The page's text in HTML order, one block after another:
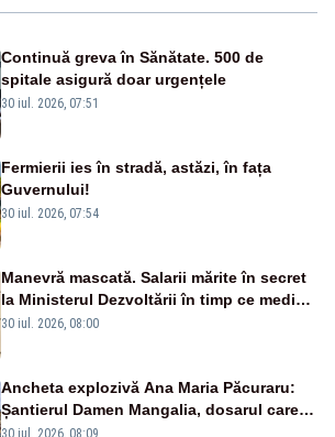
Continuă greva în Sănătate. 500 de
spitale asigură doar urgențele
30 iul. 2026, 07:51
Fermierii ies în stradă, astăzi, în fața
Guvernului!
30 iul. 2026, 07:54
Manevră mascată. Salarii mărite în secret
la Ministerul Dezvoltării în timp ce medicii
ies în stradă
30 iul. 2026, 08:00
Ancheta explozivă Ana Maria Păcuraru:
Șantierul Damen Mangalia, dosarul care
scufundă apărarea României
30 iul. 2026, 08:09